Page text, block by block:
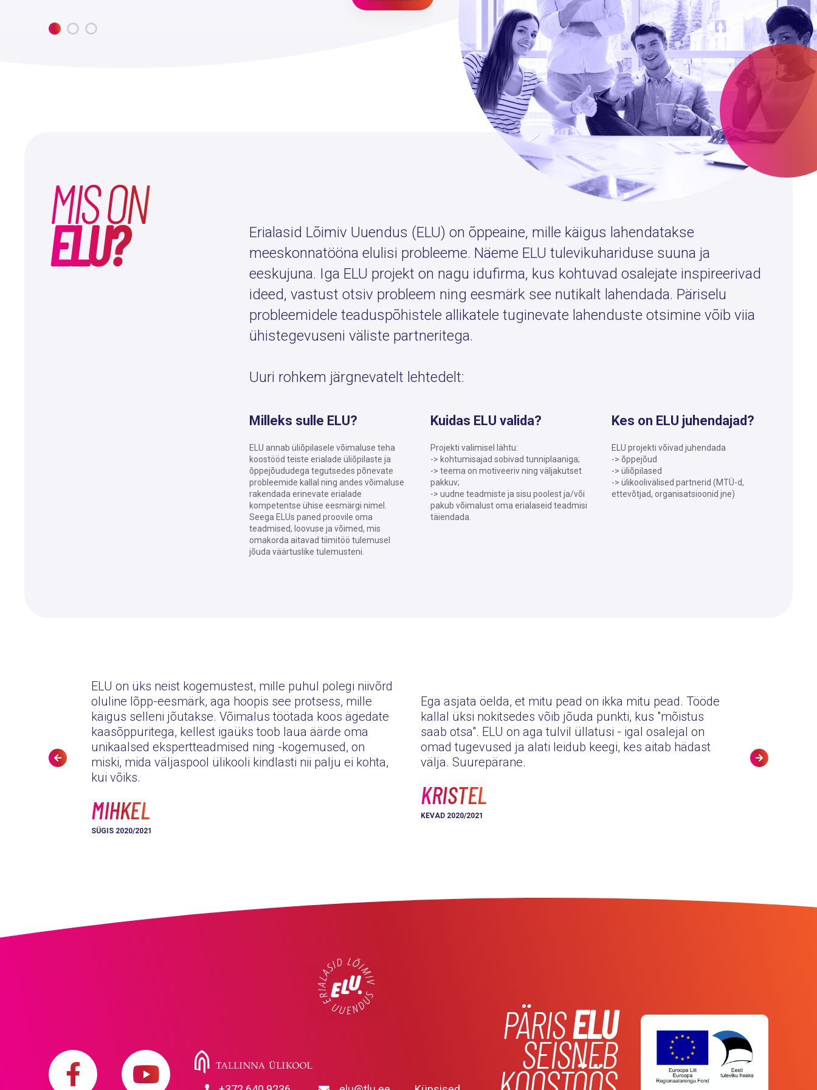
MIS ON
ELU?
Erialasid Lõimiv Uuendus (ELU) on õppeaine, mille käigus lahendatakse
meeskonnatööna elulisi probleeme. Näeme ELU tulevikuhariduse suuna ja
eeskujuna. Iga ELU projekt on nagu idufirma, kus kohtuvad osalejate inspireerivad
ideed, vastust otsiv probleem ning eesmärk see nutikalt lahendada. Päriselu
probleemidele teaduspõhistele allikatele tuginevate lahenduste otsimine võib viia
ühistegevuseni väliste partneritega.
Uuri rohkem järgnevatelt lehtedelt:
Milleks sulle ELU?
ELU annab üliõpilasele võimaluse teha
koostööd teiste erialade üliõpilaste ja
õppejõududega tegutsedes põnevate
probleemide kallal ning andes võimaluse
rakendada erinevate erialade
kompetentse ühise eesmärgi nimel.
Seega ELUs paned proovile oma
teadmised, loovuse ja võimed, mis
omakorda aitavad tiimitöö tulemusel
jõuda väärtuslike tulemusteni.
Kuidas ELU valida?
Projekti valimisel lähtu:
-> kohtumisajad sobivad tunniplaaniga;
-> teema on motiveeriv ning väljakutset
pakkuv;
-> uudne teadmiste ja sisu poolest ja/või
pakub võimalust oma erialaseid teadmisi
täiendada.
Kes on ELU juhendajad?
ELU projekti võivad juhendada
-> õppejõud
-> üliõpilased
-> ülikoolivälised partnerid (MTÜ-d,
ettevõtjad, organisatsioonid jne)
ELU on üks neist kogemustest, mille puhul polegi niivõrd
oluline lõpp-eesmärk, aga hoopis see protsess, mille
käigus selleni jõutakse. Võimalus töötada koos ägedate
kaasõppuritega, kellest igaüks toob laua äärde oma
unikaalsed ekspertteadmised ning -kogemused, on
miski, mida väljaspool ülikooli kindlasti nii palju ei kohta,
kui võiks.
MIHKEL
SÜGIS 2020/2021
Ega asjata öelda, et mitu pead on ikka mitu pead. Tööde
kallal üksi nokitsedes võib jõuda punkti, kus "mõistus
saab otsa". ELU on aga tulvil üllatusi - igal osalejal on
omad tugevused ja alati leidub keegi, kes aitab hädast
välja. Suurepärane.
KRISTEL
KEVAD 2020/2021
GRETE-
PÄRISELU
SEISNEB